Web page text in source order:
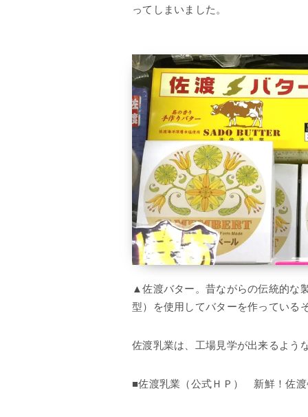
ってしまいました。
▲佐渡バター。昔ながらの伝統的な
型）を使用してバターを作っている
佐渡乳業は、工場見学が出来るよう
■佐渡乳業（公式ＨＰ） 新鮮！佐